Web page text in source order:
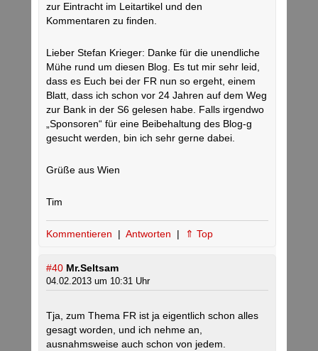
zur Eintracht im Leitartikel und den
Kommentaren zu finden.
Lieber Stefan Krieger: Danke für die unendliche
Mühe rund um diesen Blog. Es tut mir sehr leid,
dass es Euch bei der FR nun so ergeht, einem
Blatt, dass ich schon vor 24 Jahren auf dem Weg
zur Bank in der S6 gelesen habe. Falls irgendwo
„Sponsoren“ für eine Beibehaltung des Blog-g
gesucht werden, bin ich sehr gerne dabei.
Grüße aus Wien
Tim
Kommentieren | Antworten | ⇑ Top
#40 Mr.Seltsam
04.02.2013 um 10:31 Uhr
Tja, zum Thema FR ist ja eigentlich schon alles
gesagt worden, und ich nehme an,
ausnahmsweise auch schon von jedem.